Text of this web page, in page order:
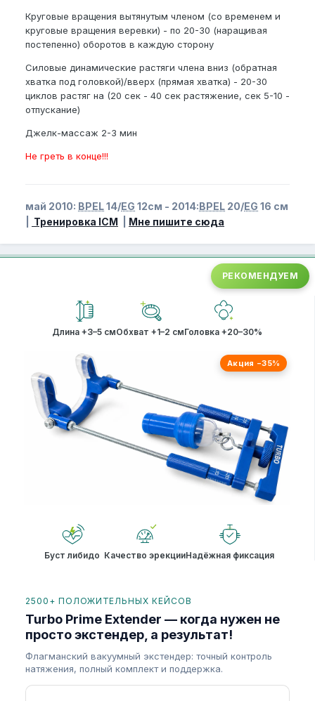
Круговые вращения вытянутым членом (со временем и
круговые вращения веревки) - по 20-30 (наращивая
постепенно) оборотов в каждую сторону
Силовые динамические растяги члена вниз (обратная
хватка под головкой)/вверх (прямая хватка) - 20-30
циклов растяг на (20 сек - 40 сек растяжение, сек 5-10 -
отпускание)
Джелк-массаж 2-3 мин
Не греть в конце!!!
май 2010: BPEL14/EG 12см - 2014:BPEL 20/EG 16 см
Тренировка ICM Мне пишите сюда
РЕКОМЕНДУЕМ
Длина +3–5 смОбхват +1–2 смГоловка +20–30%
Акция −35%
Буст либидо Качество эрекцииНадёжная фиксация
2500+ ПОЛОЖИТЕЛЬНЫХ КЕЙСОВ
Turbo Prime Extender — когда нужен не
просто экстендер, а результат!
Флагманский вакуумный экстендер: точный контроль
натяжения, полный комплект и поддержка.